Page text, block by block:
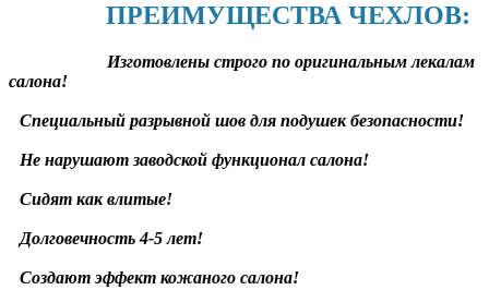
ПРЕИМУЩЕСТВА ЧЕХЛОВ:
Изготовлены строго по оригинальным лекалам
салона!
Специальный разрывной шов для подушек безопасности!
Не нарушают заводской функционал салона!
Сидят как влитые!
Долговечность 4-5 лет!
Создают эффект кожаного салона!